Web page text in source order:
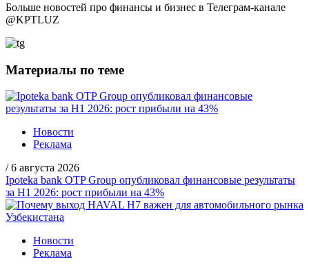
Больше новостей про финансы и бизнес в Телеграм-канале
@KPTLUZ
Материалы по теме
Новости
Реклама
/ 6 августа 2026
Ipoteka bank OTP Group опубликовал финансовые результаты
за H1 2026: рост прибыли на 43%
Новости
Реклама